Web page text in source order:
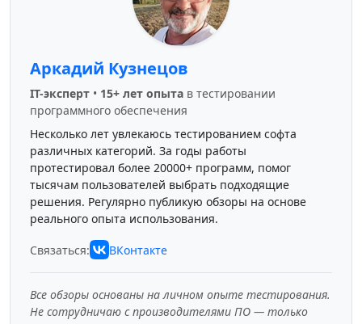
Аркадий Кузнецов
IT-эксперт • 15+ лет опыта в тестировании
программного обеспечения
Несколько лет увлекаюсь тестированием софта
различных категорий. За годы работы
протестировал более 20000+ программ, помог
тысячам пользователей выбрать подходящие
решения. Регулярно публикую обзоры на основе
реального опыта использования.
Связаться: ВКонтакте
Все обзоры основаны на личном опыте тестирования.
Не сотрудничаю с производителями ПО — только